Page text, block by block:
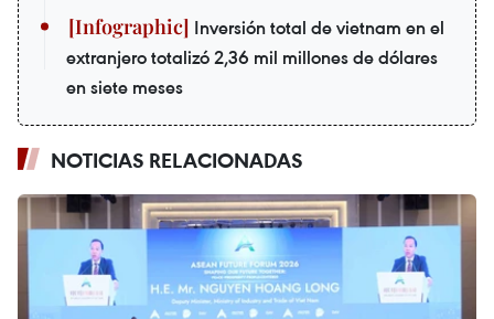
Inversión total de vietnam en el
extranjero totalizó 2,36 mil millones de dólares
en siete meses
NOTICIAS RELACIONADAS